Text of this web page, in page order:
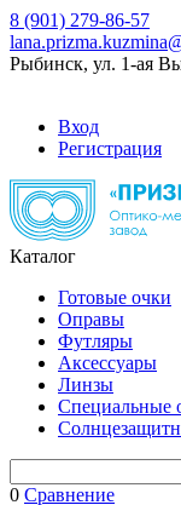
8 (901) 279-86-57
Рыбинск, ул. 1-ая
Вход
Регистрация
Каталог
Готовые очки
Оправы
Футляры
Аксессуары
Линзы
Специальные
0 Сравнение